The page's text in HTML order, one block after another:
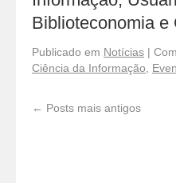
Biblioteconomia
Publicado em Notícias |
Ciência da Informação
← Posts mais antigos